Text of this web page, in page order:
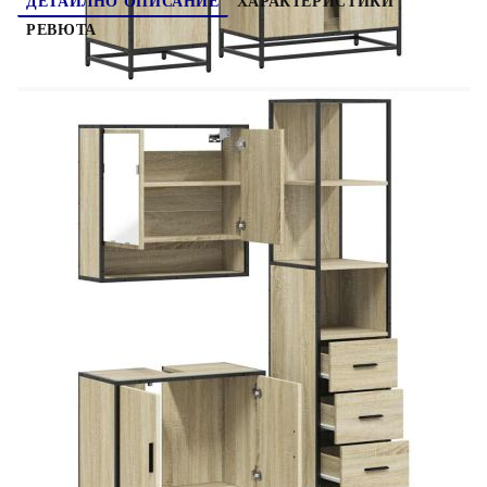
РЕВЮТА
Този стилен комплект мебели за баня е отлично
допълнение към вашата баня, придавайки ѝ
подредена и впечатляваща визия! Стабилен и
издръжлив материал: Инженерната дървесина е
издръжлив и стабилен материал с гладка
повърхност, която е устойчива на влага,
изкривяване и разцепване, което я прави
надежден избор за различни проекти.Стабилна
и дълготрайна рамка: Металната рамка на
шкафа подчертава интериора ви с индустриален
стил и осигурява изключителна издръжливост,
стабилност и устойчивост на
обзавеждане за баня предлага достатъчно място
за съхранение, където да държите вашите
принадлежности добре организирани и
подръка.Практичен плот на шкафа: Горната част
на шкафа за мивка е снабден с дупка, така че е
идеален за поставяне на мивката.Функция за
стенен монтаж: Шкафът с огледало за тоалетна
може да се монтира на стената, за да спести